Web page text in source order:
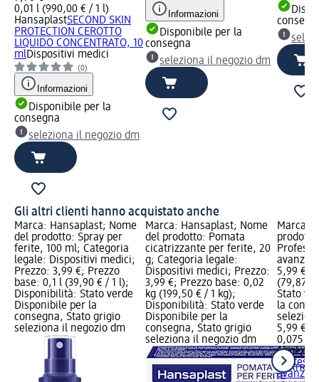
0,01 l (990,00 € / 1 l)
HansaplastSECOND SKIN
PROTECTION CEROTTO
LIQUIDO CONCENTRATO, 10
mlDispositivi medici
(0)
Informazioni
Disponibile per la
consegna
seleziona il negozio dm
Informazioni
Disponibile per la
consegna
seleziona il negozio dm
Gli altri clienti hanno acquistato anche
Marca: Hansaplast; Nome
del prodotto: Spray per
ferite, 100 ml; Categoria
legale: Dispositivi medici;
Prezzo: 3,99 €; Prezzo
base: 0,1 l (39,90 € / 1 l);
Disponibilità: Stato verde
Disponibile per la
consegna, Stato grigio
seleziona il negozio dm
Marca: Hansaplast; Nome
del prodotto: Pomata
cicatrizzante per ferite, 20
g; Categoria legale:
Dispositivi medici; Prezzo:
3,99 €; Prezzo base: 0,02
kg (199,50 € / 1 kg);
Disponibilità: Stato verde
Disponibile per la
consegna, Stato grigio
seleziona il negozio dm
Marca:
5,99 €;
(79,87
Stato
la
5,99 €
0,075 l
elmex